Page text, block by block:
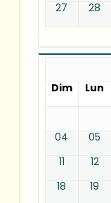
27
28
Dim
Lun
04
05
11
12
18
19